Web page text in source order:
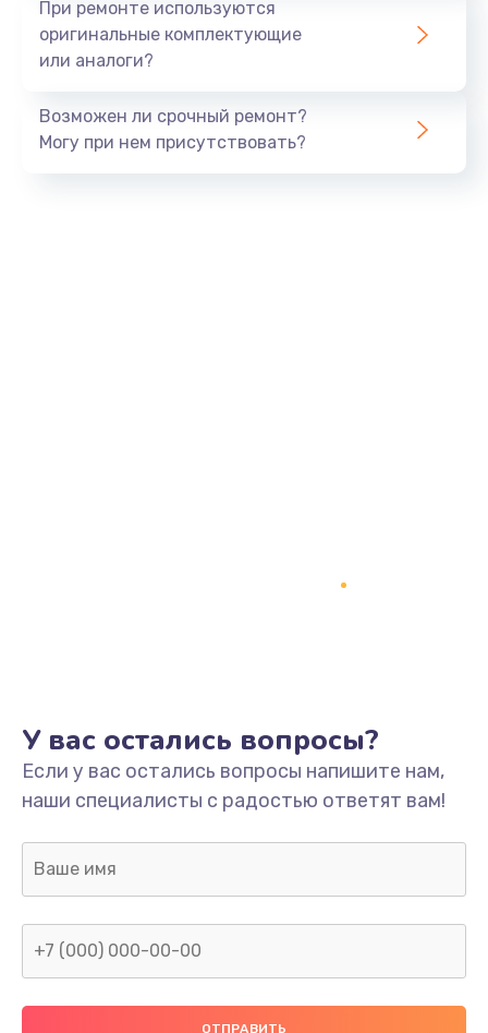
При ремонте используются
оригинальные комплектующие
или аналоги?
Возможен ли срочный ремонт?
Могу при нем присутствовать?
У вас остались вопросы?
Если у вас остались вопросы напишите нам,
наши специалисты с радостью ответят вам!